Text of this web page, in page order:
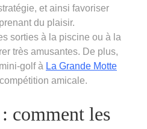
et ainsi favoriser
du plaisir.
sorties à la piscine ou à la
très amusantes. De plus,
golf à La Grande Motte
amicale.
comment les